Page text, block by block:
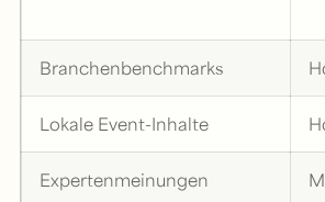
Branchenbenchmarks
Lokale Event-Inhalte
Expertenmeinungen